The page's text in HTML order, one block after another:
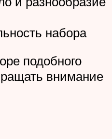
набора
подобного
внимание